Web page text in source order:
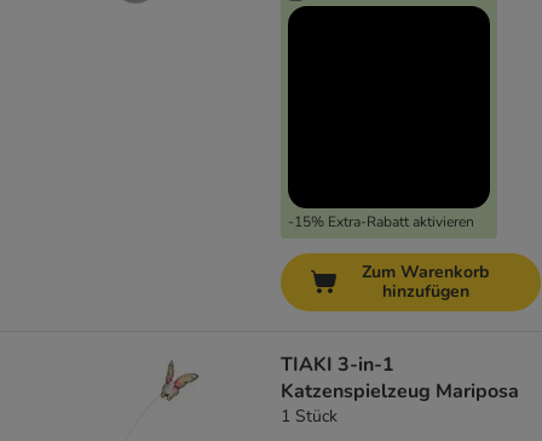
-15% Extra-Rabatt aktivieren
Zum Warenkorb
hinzufügen
TIAKI 3-in-1
Katzenspielzeug Mariposa
1 Stück